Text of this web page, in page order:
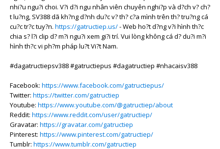
nhi?u ngu?i choi. V?i d?i ngu nhân viên chuyên nghi?p và d?ch v? ch?
t lu?ng, SV388 dã kh?ng d?nh du?c v? th? c?a mình trên th? tru?ng cá
cu?c tr?c tuy?n. https://gatructiep.us/- Web ho?t d?ng v?i hình th?c
chia s? l?i clip d? m?i ngu?i xem gi?i trí. Vui lòng không cá d? du?i m?i
hình th?c vi ph?m pháp lu?t Vi?t Nam.
#dagatructiepsv388 #gatructiepus #dagatructiep #nhacaisv388
Facebook: https://www.facebook.com/gatructiepus/
Twitter: https://twitter.com/gatructiep
Youtube: https://www.youtube.com/@gatructiep/about
Reddit: https://www.reddit.com/user/gatructiep/
Gravatar: https://gravatar.com/gatructiep
Pinterest: https://www.pinterest.com/gatructiep/
Tumblr: https://www.tumblr.com/gatructiep